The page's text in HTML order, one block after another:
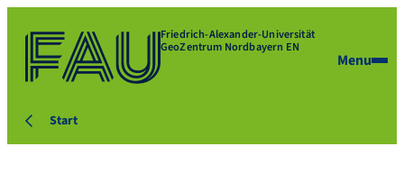
Friedrich-Alexander-Universität
GeoZentrum Nordbayern EN
Menu
Start